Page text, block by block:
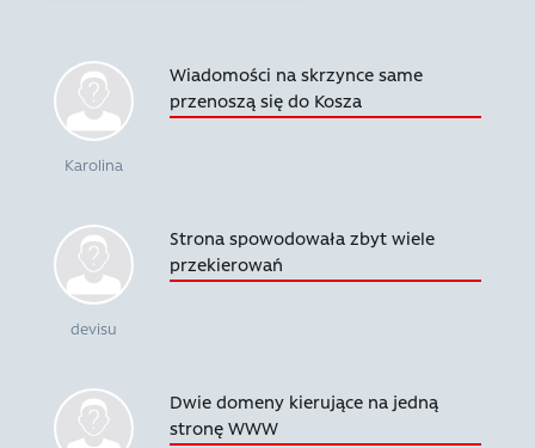
Karolina
Wiadomości na skrzynce same
przenoszą się do Kosza
devisu
Strona spowodowała zbyt wiele
przekierowań
Dwie domeny kierujące na jedną
stronę WWW